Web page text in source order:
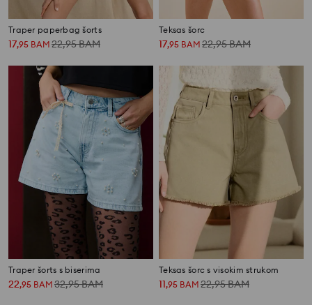
Traper paperbag šorts
17,95 BAM 22,95BAM
Teksas šorc
17,95 BAM 22,95BAM
Traper šorts s biserima
22,95 BAM 32,95BAM
Teksas šorc s visokim strukom
11,95 BAM 22,95BAM